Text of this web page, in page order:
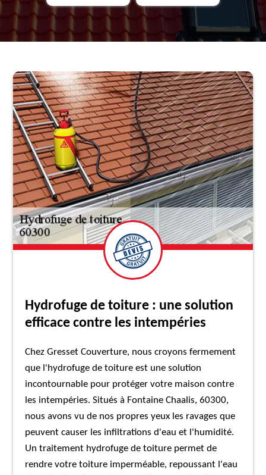
Hydrofuge de toiture : une solution
efficace contre les intempéries
Chez Gresset Couverture, nous croyons fermement
que l'hydrofuge de toiture est une solution
incontournable pour protéger votre maison contre
les intempéries. Situés à Fontaine Chaalis, 60300,
nous avons vu de nos propres yeux les ravages que
peuvent causer les infiltrations d'eau et l'humidité.
Un traitement hydrofuge de toiture permet de
rendre votre toiture imperméable, repoussant l'eau